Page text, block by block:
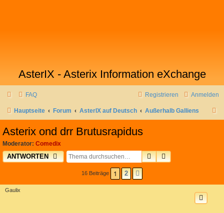
AsterIX - Asterix Information eXchange
FAQ Anmelden
Registrieren
Hauptseite Forum AsterIX auf Deutsch Außerhalb Galliens
Asterix ond drr Brutusrapidus
Moderator: Comedix
ANTWORTEN SUCHEERWEITERTE
16 Beiträge 1 2
Gaulix